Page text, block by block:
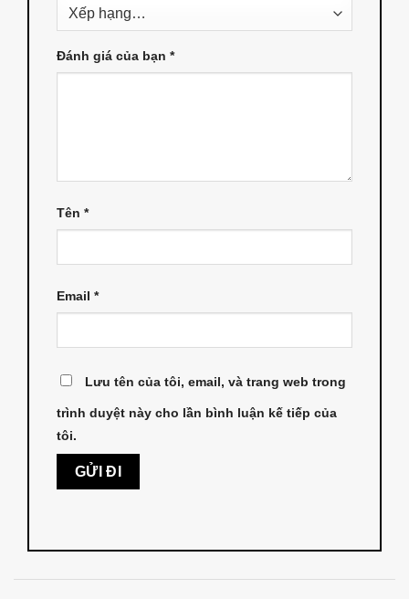
Đánh giá của bạn *
Tên *
Email *
Lưu tên của tôi, email, và trang web trong
trình duyệt này cho lần bình luận kế tiếp của
tôi.